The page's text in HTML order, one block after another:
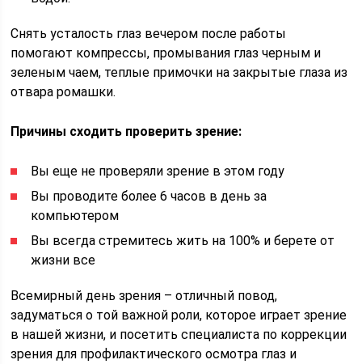
Снять усталость глаз вечером после работы
помогают компрессы, промывания глаз черным и
зеленым чаем, теплые примочки на закрытые глаза из
отвара ромашки.
Причины сходить проверить зрение:
Вы еще не проверяли зрение в этом году
Вы проводите более 6 часов в день за
компьютером
Вы всегда стремитесь жить на 100% и берете от
жизни все
Всемирный день зрения – отличный повод,
задуматься о той важной роли, которое играет зрение
в нашей жизни, и посетить специалиста по коррекции
зрения для профилактического осмотра глаз и